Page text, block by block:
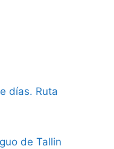
días. Ruta
de Tallin